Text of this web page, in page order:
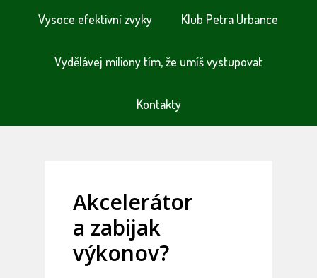
Vysoce efektivní zvyky Klub Petra Urbance
Vydělávej miliony tím, že umíš vystupovat
Kontakty
Akcelerátor
a zabijak
výkonov?